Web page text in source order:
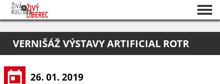
O projektu
Pořadatelé
VERNIŠÁŽ VÝSTAVY ARTIFICIAL ROTR
26. 01. 2019